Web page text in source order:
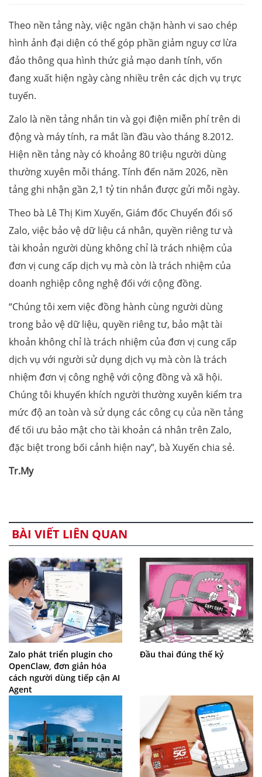
Theo nền tảng này, việc ngăn chặn hành vi sao chép
hình ảnh đại diện có thể góp phần giảm nguy cơ lừa
đảo thông qua hình thức giả mạo danh tính, vốn
đang xuất hiện ngày càng nhiều trên các dịch vụ trực
tuyến.
Zalo là nền tảng nhắn tin và gọi điện miễn phí trên di
động và máy tính, ra mắt lần đầu vào tháng 8.2012.
Hiện nền tảng này có khoảng 80 triệu người dùng
thường xuyên mỗi tháng. Tính đến năm 2026, nền
tảng ghi nhận gần 2,1 tỷ tin nhắn được gửi mỗi ngày.
Theo bà Lê Thị Kim Xuyến, Giám đốc Chuyển đổi số
Zalo, việc bảo vệ dữ liệu cá nhân, quyền riêng tư và
tài khoản người dùng không chỉ là trách nhiệm của
đơn vị cung cấp dịch vụ mà còn là trách nhiệm của
doanh nghiệp công nghệ đối với cộng đồng.
“Chúng tôi xem việc đồng hành cùng người dùng
trong bảo vệ dữ liệu, quyền riêng tư, bảo mật tài
khoản không chỉ là trách nhiệm của đơn vị cung cấp
dịch vụ với người sử dụng dịch vụ mà còn là trách
nhiệm đơn vị công nghệ với cộng đồng và xã hội.
Chúng tôi khuyến khích người thường xuyên kiểm tra
mức độ an toàn và sử dụng các công cụ của nền tảng
để tối ưu bảo mật cho tài khoản cá nhân trên Zalo,
đặc biệt trong bối cảnh hiện nay”, bà Xuyến chia sẻ.
Tr.My
BÀI VIẾT LIÊN QUAN
Zalo phát triển plugin cho
OpenClaw, đơn giản hóa
cách người dùng tiếp cận AI
Agent
Đầu thai đúng thế kỷ